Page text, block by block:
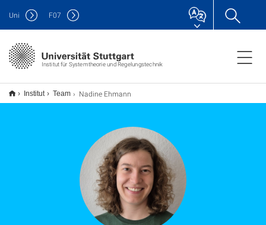
Institut für Systemtheorie und Regelungstechnik
Uni F07
Institut Team Nadine Ehmann